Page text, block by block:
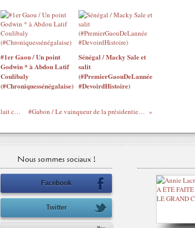
#1er Gaou / Un point
Godwin * à Abdou Latif
Coulibaly
(#Chroniquessénégalaise)
Sénégal / Macky Sale et
salit
(#PremierGaouDeLannée
#DevoirdHistoire)
#Roots / Grâce à Henry Louis Gates, Ben Affleck voulait cacher sa famille esclavagiste (#TantPis) #Gabon / Le vainqueur de la présidentielle de 2009 est mort (#AMO)
Nous sommes sociaux !
Facebook
Twitter